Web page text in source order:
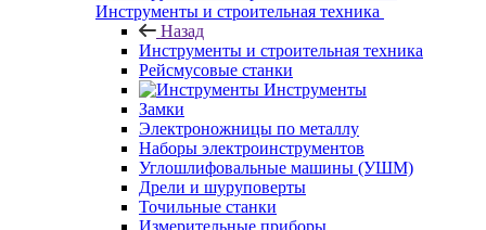
Инструменты и строительная техника
Назад
Инструменты и строительная техника
Рейсмусовые станки
Инструменты
Замки
Электроножницы по металлу
Наборы электроинструментов
Углошлифовальные машины (УШМ)
Дрели и шуруповерты
Точильные станки
Измерительные приборы